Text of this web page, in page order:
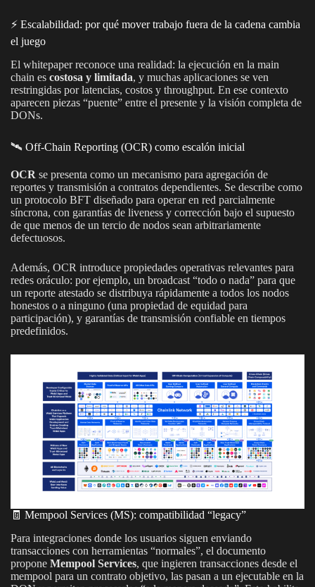
⚡ Escalabilidad: por qué mover trabajo fuera de la cadena cambia
el juego
El whitepaper reconoce una realidad: la ejecución en la main
chain es costosa y limitada, y muchas aplicaciones se ven
restringidas por latencias, costos y throughput. En ese contexto
aparecen piezas “puente” entre el presente y la visión completa de
DONs.
🛰️ Off-Chain Reporting (OCR) como escalón inicial
OCR se presenta como un mecanismo para agregación de
reportes y transmisión a contratos dependientes. Se describe como
un protocolo BFT diseñado para operar en red parcialmente
síncrona, con garantías de liveness y corrección bajo el supuesto
de que menos de un tercio de nodos sean arbitrariamente
defectuosos.
Además, OCR introduce propiedades operativas relevantes para
redes oráculo: por ejemplo, un broadcast “todo o nada” para que
un reporte atestado se distribuya rápidamente a todos los nodos
honestos o a ninguno (una propiedad de equidad para
participación), y garantías de transmisión confiable en tiempos
predefinidos.
🧾 Mempool Services (MS): compatibilidad “legacy”
Para integraciones donde los usuarios siguen enviando
transacciones con herramientas “normales”, el documento
propone Mempool Services, que ingieren transacciones desde el
mempool para un contrato objetivo, las pasan a un ejecutable en la